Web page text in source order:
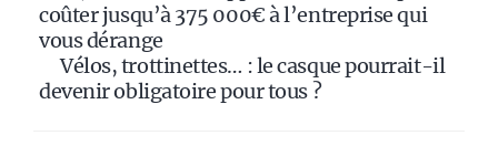
coûter jusqu’à 375 000€ à l’entreprise qui
vous dérange
Vélos, trottinettes… : le casque pourrait-il
devenir obligatoire pour tous ?